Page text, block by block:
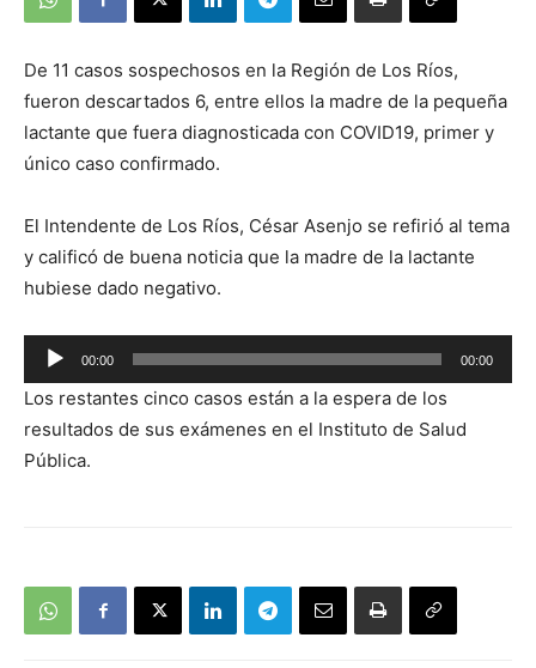
De 11 casos sospechosos en la Región de Los Ríos,
fueron descartados 6, entre ellos la madre de la pequeña
lactante que fuera diagnosticada con COVID19, primer y
único caso confirmado.
El Intendente de Los Ríos, César Asenjo se refirió al tema
y calificó de buena noticia que la madre de la lactante
hubiese dado negativo.
Reproductor
de
audio
00:00 00:00
Los restantes cinco casos están a la espera de los
resultados de sus exámenes en el Instituto de Salud
Pública.